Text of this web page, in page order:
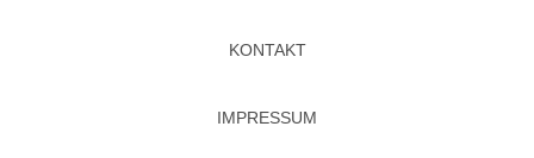
KONTAKT
IMPRESSUM